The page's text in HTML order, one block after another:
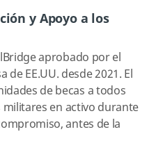
y Apoyo a los
aprobado por el
EE.UU. desde 2021. El
de becas a todos
en activo durante
antes de la